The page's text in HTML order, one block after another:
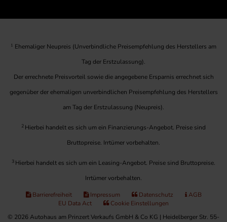
1 Ehemaliger Neupreis (Unverbindliche Preisempfehlung des Herstellers am
Tag der Erstzulassung).
Der errechnete Preisvorteil sowie die angegebene Ersparnis errechnet sich
gegenüber der ehemaligen unverbindlichen Preisempfehlung des Herstellers
am Tag der Erstzulassung (Neupreis).
2 Hierbei handelt es sich um ein Finanzierungs-Angebot. Preise sind
Bruttopreise. Irrtümer vorbehalten.
3 Hierbei handelt es sich um ein Leasing-Angebot. Preise sind Bruttopreise.
Irrtümer vorbehalten.
Barrierefreiheit Impressum Datenschutz
AGB
EU Data Act
Cookie Einstellungen
© 2026 Autohaus am Prinzert Verkaufs GmbH & Co KG | Heidelberger Str. 55-